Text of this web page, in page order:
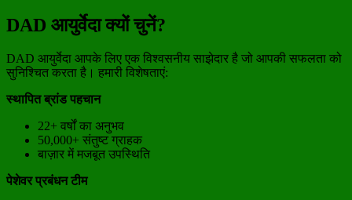
DAD आयुर्वेदा क्यों चुनें?
DAD आयुर्वेदा आपके लिए एक विश्वसनीय साझेदार है जो आपकी सफलता को
सुनिश्चित करता है। हमारी विशेषताएं:
स्थापित ब्रांड पहचान
22+ वर्षों का अनुभव
50,000+ संतुष्ट ग्राहक
बाज़ार में मजबूत उपस्थिति
पेशेवर प्रबंधन टीम